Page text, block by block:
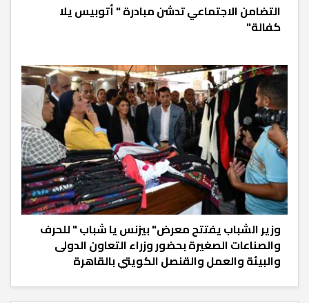
التضامن الاجتماعي تدشن مبادرة " أتوبيس يلا
كفالة"
وزير الشباب يفتتح معرض" بيزنس يا شباب " للحرف
والصناعات الصغيرة بحضور وزراء التعاون الدولى
والبيئة والعمل والقنصل الكويتي بالقاهرة